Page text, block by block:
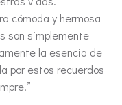
cómoda y hermosa
son simplemente
la esencia de
por estos recuerdos